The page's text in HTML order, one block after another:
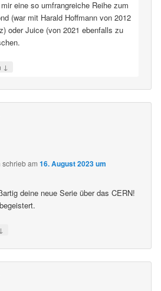
eine so umfrangreiche Reihe zum
(war mit Harald Hoffmann von 2012
oder Juice (von 2021 ebenfalls zu
↓
schriebam16. August 2023 um
deine neue Serie über das CERN!
↓